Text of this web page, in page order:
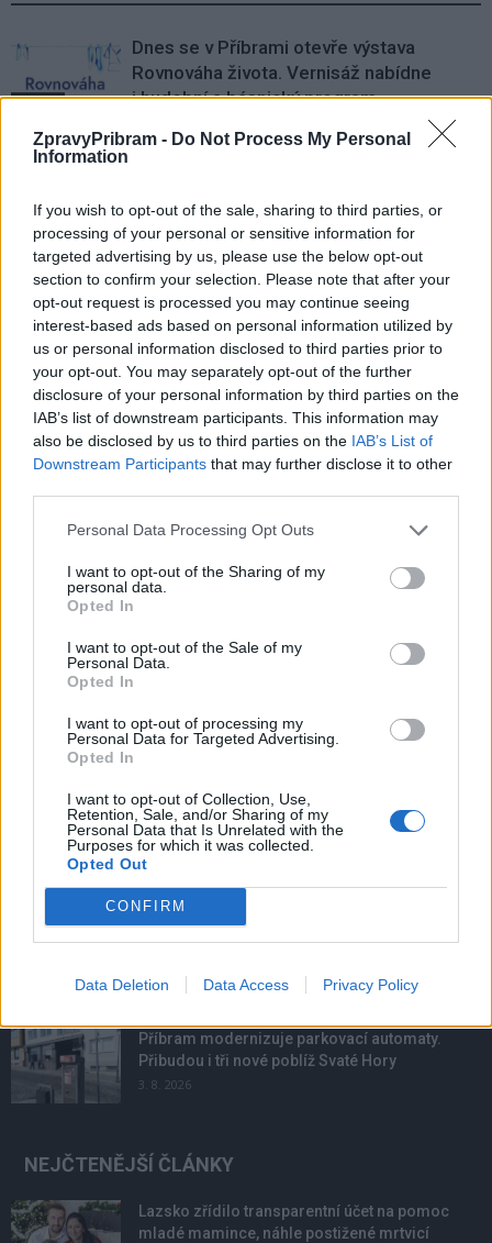
ZpravyPribram - Do Not Process My Personal
Information
If you wish to opt-out of the sale, sharing to third parties, or
processing of your personal or sensitive information for
targeted advertising by us, please use the below opt-out
section to confirm your selection. Please note that after your
opt-out request is processed you may continue seeing
interest-based ads based on personal information utilized by
us or personal information disclosed to third parties prior to
your opt-out. You may separately opt-out of the further
disclosure of your personal information by third parties on the
IAB’s list of downstream participants. This information may
also be disclosed by us to third parties on the IAB’s List of
Downstream Participants that may further disclose it to other
Personal Data Processing Opt Outs
I want to opt-out of the Sharing of my
personal data.
Opted In
I want to opt-out of the Sale of my
Personal Data.
Opted In
I want to opt-out of processing my
Personal Data for Targeted Advertising.
Opted In
I want to opt-out of Collection, Use,
Retention, Sale, and/or Sharing of my
Personal Data that Is Unrelated with the
Purposes for which it was collected.
Opted Out
CONFIRM
Data Deletion Data Access Privacy Policy
Kultura
Dnes se v Příbrami otevře výstava
Rovnováha života. Vernisáž nabídne
i hudební a básnický program
Dobříšsko
Festival hudby na zámku Dobříš sází na
s dalšími žánry i rodinným programem
Kultura
Fesťáczek Presents poprvé míří do
Lesního divadla Skalka. Nabídne hudbu,
divadlo i tvořivé dílny
Obděnice vzpomínaly na filmovou legendu
6. 8. 2026
4. 8. 2026
Příbram modernizuje parkovací automaty.
Přibudou i tři nové poblíž Svaté Hory
3. 8. 2026
NEJČTENĚJŠÍ ČLÁNKY
Lazsko zřídilo transparentní účet na pomoc
mladé mamince, náhle postižené mrtvicí